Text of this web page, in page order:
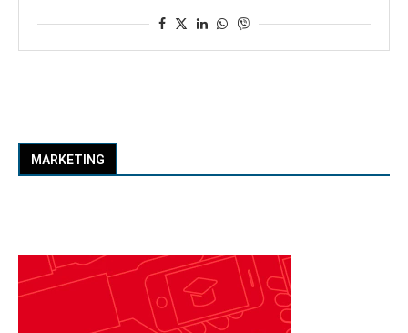
MARKETING